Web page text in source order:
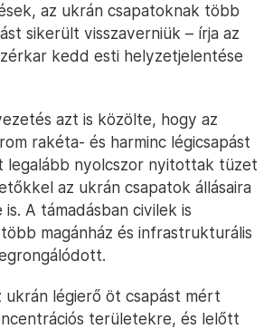
az ukrán csapatoknak több
sikerült visszaverniük – írja az
kedd esti helyzetjelentése
azt is közölte, hogy az
rakéta- és harminc légicsapást
legalább nyolcszor nyitottak tüzet
az ukrán csapatok állásaira
A támadásban civilek is
magánház és infrastrukturális
ukrán légierő öt csapást mért
területekre, és lelőtt